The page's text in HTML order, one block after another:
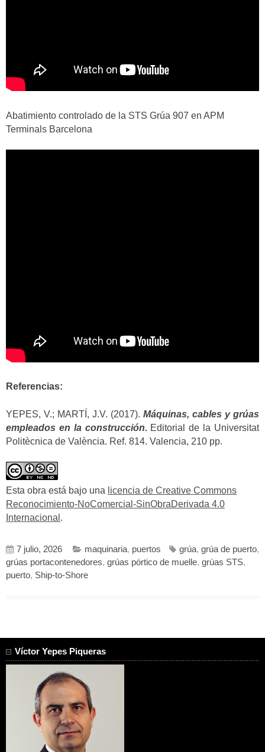
Abatimiento controlado de la STS Grúa 907 en APM
Terminals Barcelona
Referencias:
YEPES, V.; MARTÍ, J.V. (2017). Máquinas, cables y grúas
empleados en la construcción. Editorial de la Universitat
Politècnica de València. Ref. 814. Valencia, 210 pp.
Esta obra está bajo una licencia de Creative Commons
Reconocimiento-NoComercial-SinObraDerivada 4.0
Internacional .
7 julio, 2026 maquinaria, puertos grúa, grúa de puerto,
grúas portacontenedores, grúas pórtico de muelle, grúas STS,
puerto, Ship-to-Shore
Víctor Yepes Piqueras